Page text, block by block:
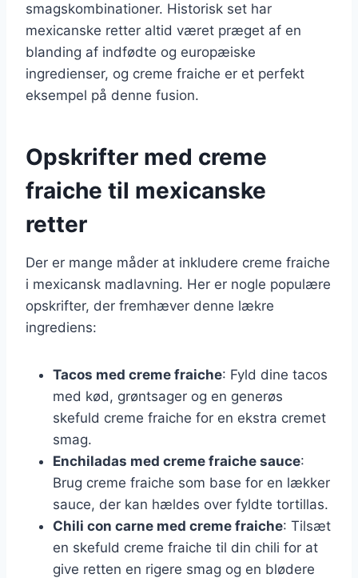
smagskombinationer. Historisk set har
mexicanske retter altid været præget af en
blanding af indfødte og europæiske
ingredienser, og creme fraiche er et perfekt
eksempel på denne fusion.
Opskrifter med creme
fraiche til mexicanske
retter
Der er mange måder at inkludere creme fraiche
i mexicansk madlavning. Her er nogle populære
opskrifter, der fremhæver denne lækre
ingrediens:
Tacos med creme fraiche: Fyld dine tacos
med kød, grøntsager og en generøs
skefuld creme fraiche for en ekstra cremet
smag.
Enchiladas med creme fraiche sauce:
Brug creme fraiche som base for en lækker
sauce, der kan hældes over fyldte tortillas.
Chili con carne med creme fraiche: Tilsæt
en skefuld creme fraiche til din chili for at
give retten en rigere smag og en blødere